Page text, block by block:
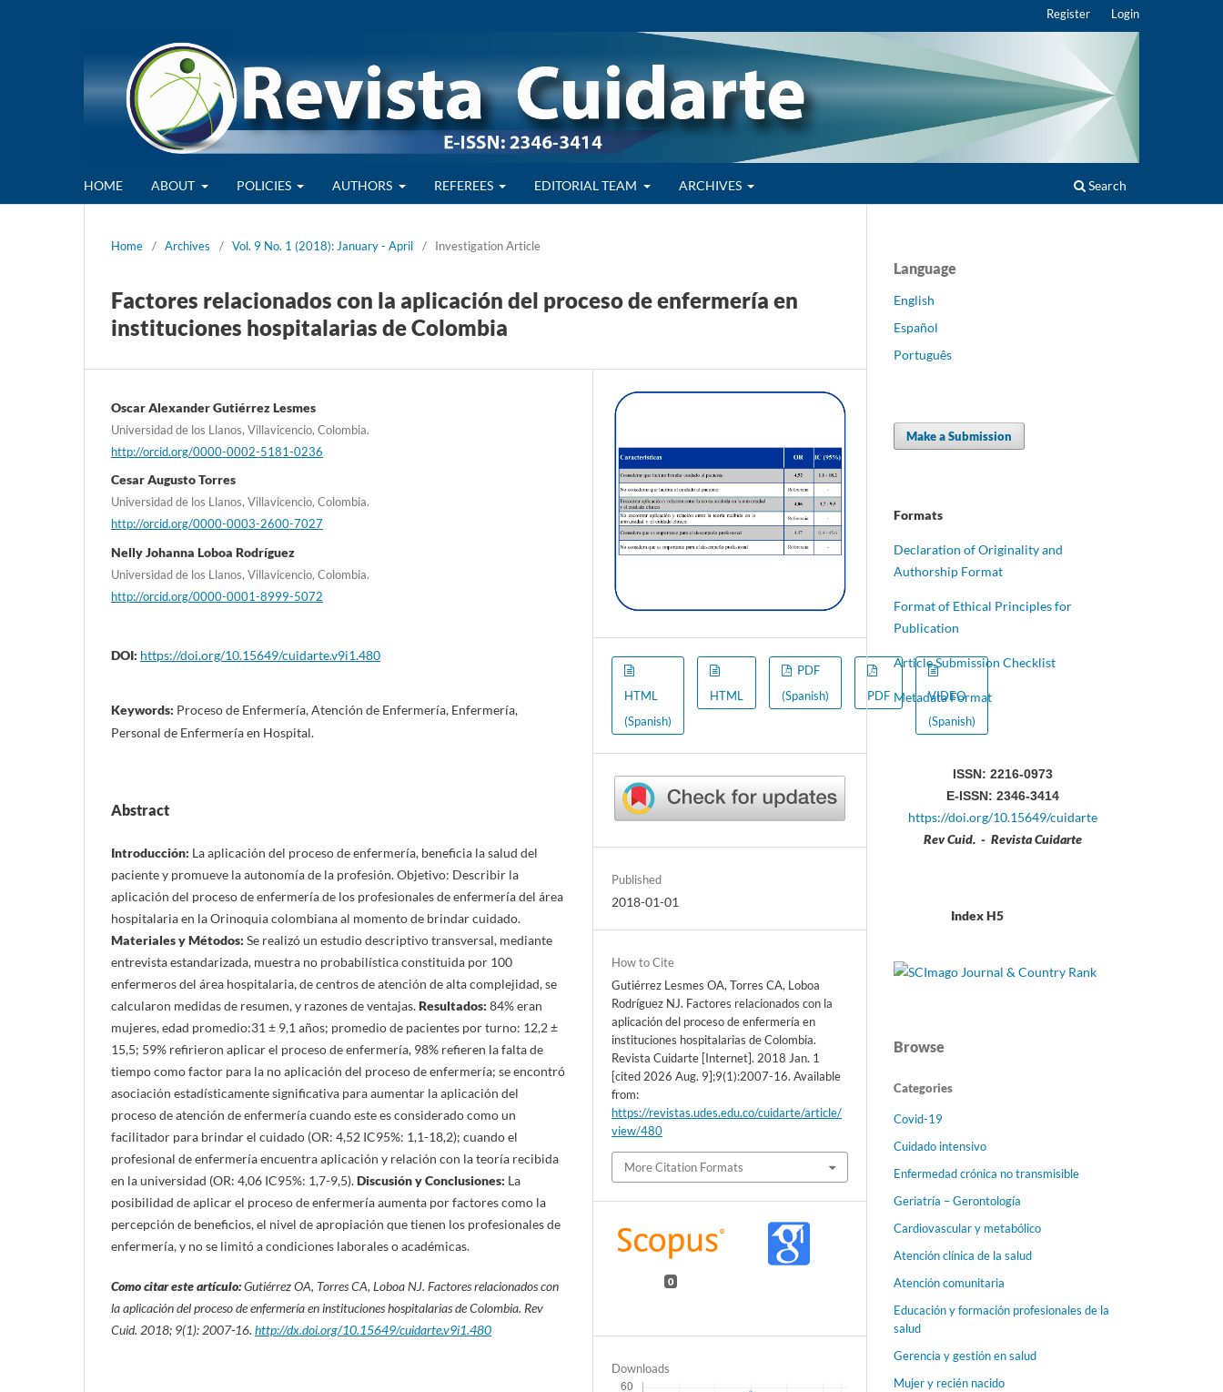
HOME ABOUT POLICIES AUTHORS REFEREES EDITORIAL TEAM ARCHIVES Search
Register Login
Home / Archives / Vol. 9 No. 1 (2018): January - April / Investigation Article
Factores relacionados con la aplicación del proceso de enfermería en
instituciones hospitalarias de Colombia
Oscar Alexander Gutiérrez Lesmes
Universidad de los Llanos, Villavicencio, Colombia.
http://orcid.org/0000-0002-5181-0236
Cesar Augusto Torres
Universidad de los Llanos, Villavicencio, Colombia.
http://orcid.org/0000-0003-2600-7027
Nelly Johanna Loboa Rodríguez
Universidad de los Llanos, Villavicencio, Colombia.
http://orcid.org/0000-0001-8999-5072
DOI: https://doi.org/10.15649/cuidarte.v9i1.480
Keywords: Proceso de Enfermería, Atención de Enfermería, Enfermería,
Personal de Enfermería en Hospital.
Abstract
Introducción: La aplicación del proceso de enfermería, beneficia la salud del
paciente y promueve la autonomía de la profesión. Objetivo: Describir la
aplicación del proceso de enfermería de los profesionales de enfermería del área
hospitalaria en la Orinoquia colombiana al momento de brindar cuidado.
Materiales y Métodos: Se realizó un estudio descriptivo transversal, mediante
entrevista estandarizada, muestra no probabilística constituida por 100
enfermeros del área hospitalaria, de centros de atención de alta complejidad, se
calcularon medidas de resumen, y razones de ventajas.Resultados: 84% eran
mujeres, edad promedio:31 ± 9,1 años; promedio de pacientes por turno: 12,2 ±
15,5; 59% refirieron aplicar el proceso de enfermería, 98% refieren la falta de
tiempo como factor para la no aplicación del proceso de enfermería; se encontró
asociación estadísticamente significativa para aumentar la aplicación del
proceso de atención de enfermería cuando este es considerado como un
facilitador para brindar el cuidado (OR: 4,52 IC95%: 1,1-18,2); cuando el
profesional de enfermería encuentra aplicación y relación con la teoría recibida
en la universidad (OR: 4,06 IC95%: 1,7-9,5).Discusión y Conclusiones: La
posibilidad de aplicar el proceso de enfermería aumenta por factores como la
percepción de beneficios, el nivel de apropiación que tienen los profesionales de
enfermería, y no se limitó a condiciones laborales o académicas.
Como citar este artículo:Gutiérrez OA, Torres CA, Loboa NJ. Factores relacionados con
la aplicación del proceso de enfermería en instituciones hospitalarias de Colombia. Rev
Cuid. 2018; 9(1): 2007-16. http://dx.doi.org/10.15649/cuidarte.v9i1.480
HTML
(Spanish)
HTML
PDF
(Spanish)
PDF
VIDEO
(Spanish)
Published
2018-01-01
How to Cite
Gutiérrez Lesmes OA, Torres CA, Loboa
Rodríguez NJ. Factores relacionados con la
aplicación del proceso de enfermería en
instituciones hospitalarias de Colombia.
Revista Cuidarte [Internet]. 2018 Jan. 1
[cited 2026 Aug. 9];9(1):2007-16. Available
from:
https://revistas.udes.edu.co/cuidarte/article/
view/480
More Citation Formats
0
Downloads
Language
English
Español
Português
Make a Submission
Formats
Declaration of Originality and
Authorship Format
Format of Ethical Principles for
Publication
Article Submission Checklist
Metadata Format
ISSN: 2216-0973
E-ISSN: 2346-3414
https://doi.org/10.15649/cuidarte
Rev Cuid. - Revista Cuidarte
Index H5
Browse
Categories
Covid-19
Cuidado intensivo
Enfermedad crónica no transmisible
Geriatría – Gerontología
Cardiovascular y metabólico
Atención clínica de la salud
Atención comunitaria
Educación y formación profesionales de la
salud
Gerencia y gestión en salud
Mujer y recién nacido